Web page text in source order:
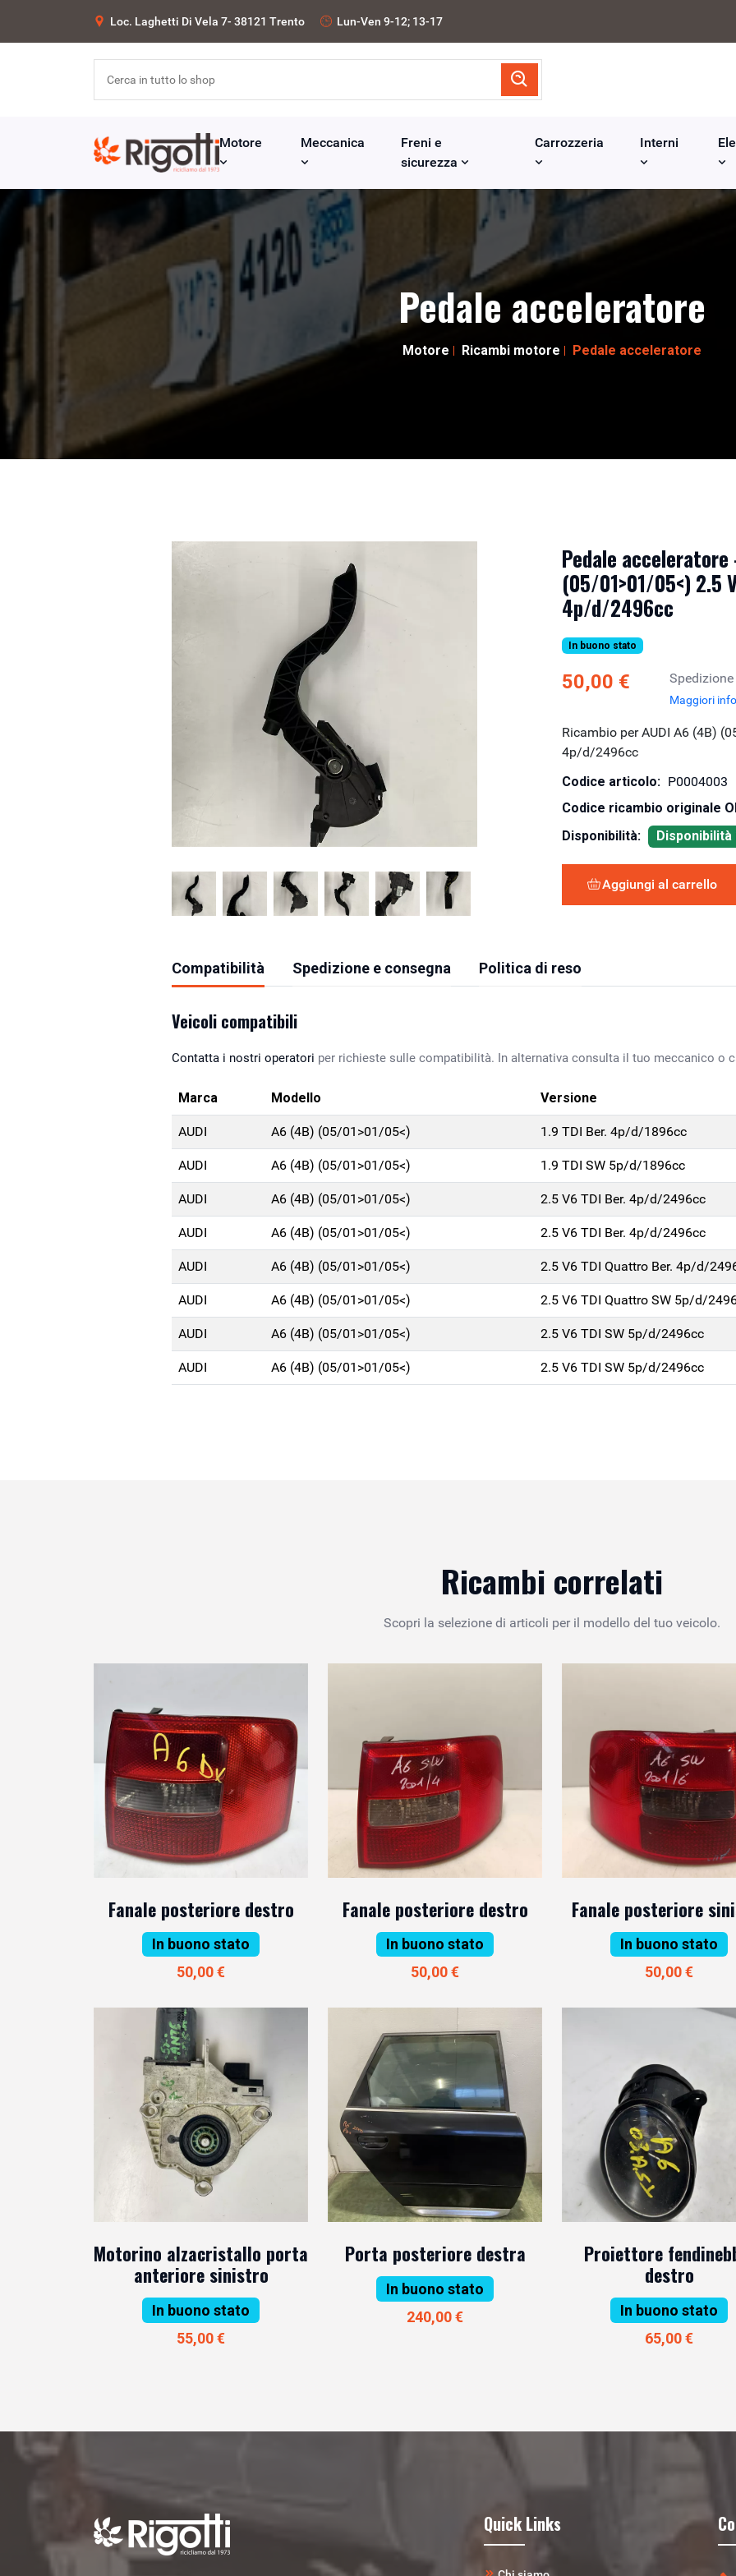
Loc. Laghetti Di Vela 7- 38121 Trento Lun-Ven 9-12; 13-17
Motore Meccanica
Freni e
sicurezza
Carrozzeria Interni
Pedale acceleratore
Motore Ricambi motore Pedale acceleratore
Pedale acceleratore
(05/01>01/05<) 2.5
4p/d/2496cc
In buono stato
50,00 €
Maggiori
Ricambio per AUDI A6 (4B)
4p/d/2496cc
Codice articolo: P0004003
Codice ricambio originale
Disponibilità:
Aggiungi al carrello
Compatibilità Spedizione e consegna Politica di reso
Veicoli compatibili
Contatta i nostri operatori per richieste sulle compatibilità. In alternativa consulta il tuo meccanico o
Marca Modello Versione
AUDI A6 (4B) (05/01>01/05<) 1.9 TDI Ber. 4p/d/1896cc
AUDI A6 (4B) (05/01>01/05<) 1.9 TDI SW 5p/d/1896cc
AUDI A6 (4B) (05/01>01/05<) 2.5 V6 TDI Ber. 4p/d/2496cc
AUDI A6 (4B) (05/01>01/05<) 2.5 V6 TDI Ber. 4p/d/2496cc
AUDI A6 (4B) (05/01>01/05<) 2.5 V6 TDI Quattro Ber. 4p/d/
AUDI A6 (4B) (05/01>01/05<) 2.5 V6 TDI Quattro SW 5p/d/
AUDI A6 (4B) (05/01>01/05<) 2.5 V6 TDI SW 5p/d/2496cc
AUDI A6 (4B) (05/01>01/05<) 2.5 V6 TDI SW 5p/d/2496cc
Ricambi correlati
Scopri la selezione di articoli per il modello del tuo veicolo.
Fanale posteriore destro
In buono stato
50,00 €
Fanale posteriore destro
In buono stato
50,00 €
Fanale posteriore
In buono stato
50,00 €
Motorino alzacristallo porta
anteriore sinistro
In buono stato
55,00 €
Porta posteriore destra
In buono stato
240,00 €
Proiettore
destro
In buono stato
65,00 €
Quick Links